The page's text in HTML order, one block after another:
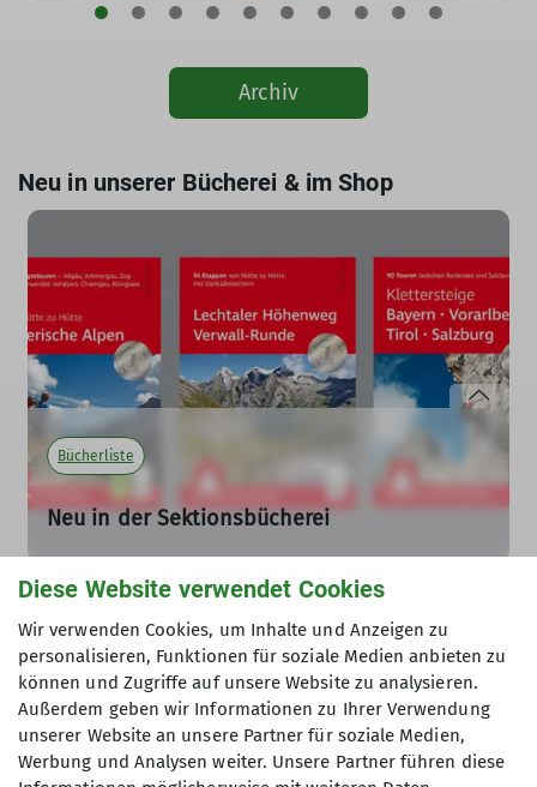
Archiv
Neu in unserer Bücherei & im Shop
Bücherliste
Neu in der Sektionsbücherei
22.10.2025
Archiv
Diese Website verwendet Cookies
Wir verwenden Cookies, um Inhalte und Anzeigen zu
personalisieren, Funktionen für soziale Medien anbieten zu
können und Zugriffe auf unsere Website zu analysieren.
Außerdem geben wir Informationen zu Ihrer Verwendung
unserer Website an unsere Partner für soziale Medien,
Werbung und Analysen weiter. Unsere Partner führen diese